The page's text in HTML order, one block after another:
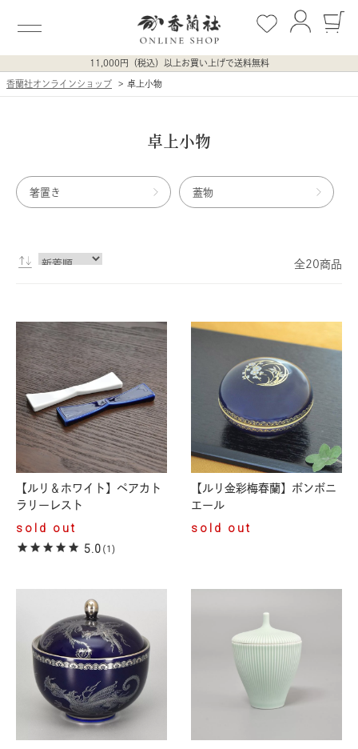
11,000円（税込）以上お買い上げで送料無料
香蘭社オンラインショップ 卓上小物
卓上小物
箸置き 蓋物
全20商品
【ルリ＆ホワイト】ペアカト
ラリーレスト
sold out
5.0 (1)
【ルリ金彩梅春蘭】ボンボニ
エール
sold out